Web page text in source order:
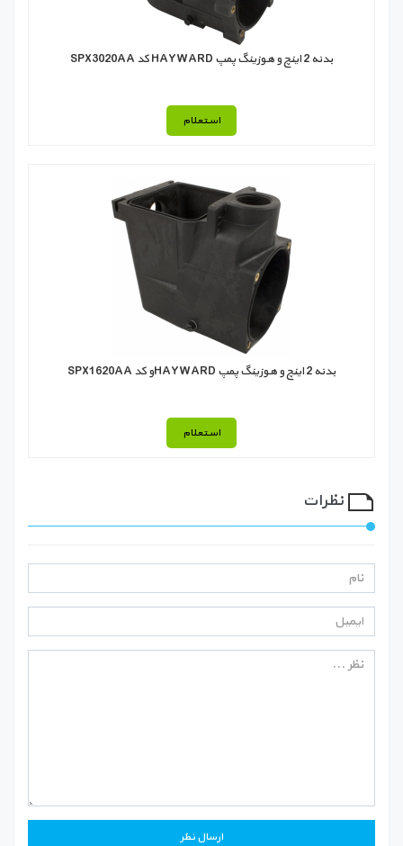
بدنه 2 اینچ و هوزينگ پمپ HAYWARD کد SPX3020AA
استعلام
بدنه 2 اینچ و هوزينگ پمپ HAYWARDو کد SPX1620AA
استعلام
نظرات